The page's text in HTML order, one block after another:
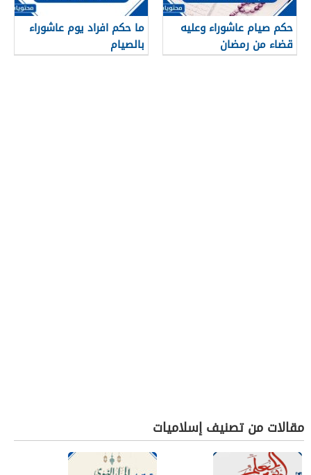
حكم صيام عاشوراء وعليه
قضاء من رمضان
ما حكم افراد يوم عاشوراء
بالصيام
مقالات من تصنيف إسلاميات